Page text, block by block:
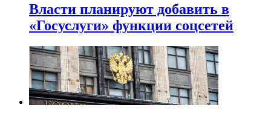
Власти планируют добавить в
«Госуслуги» функции соцсетей